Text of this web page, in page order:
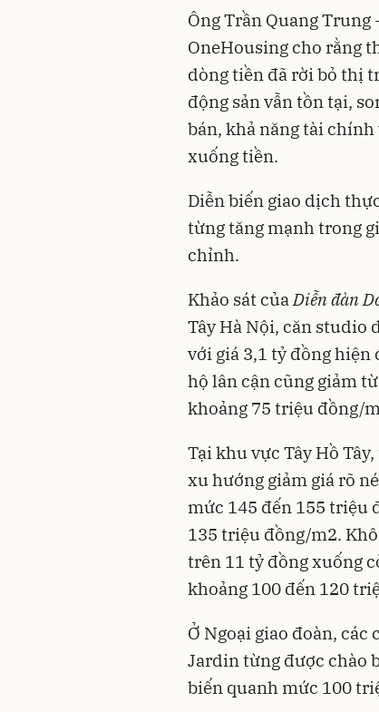
Ông Trần Quang
OneHousing cho rằng
dòng tiền đã rời bỏ thị
động sản vẫn tồn tại,
bán, khả năng tài
xuống tiền.
Diễn biến giao dịch
từng tăng mạnh trong
chỉnh.
Khảo sát củaDiễn đàn
Tây Hà Nội, căn studio
với giá 3,1 tỷ đồng hiện
hộ lân cận cũng giảm
khoảng 75 triệu đồng/
Tại khu vực Tây Hồ
xu hướng giảm giá rõ
mức 145 đến 155 triệu
135 triệu đồng/m2.
trên 11 tỷ đồng xuống
khoảng 100 đến 120
Ở Ngoại giao đoàn, các
Jardin từng được chào
biến quanh mức 100